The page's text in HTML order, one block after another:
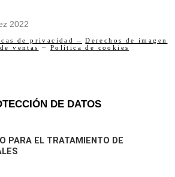
2022
de privacidad –
Derechos de imagen
ventas – Política de cookies
DE DATOS
PARA EL TRATAMIENTO DE